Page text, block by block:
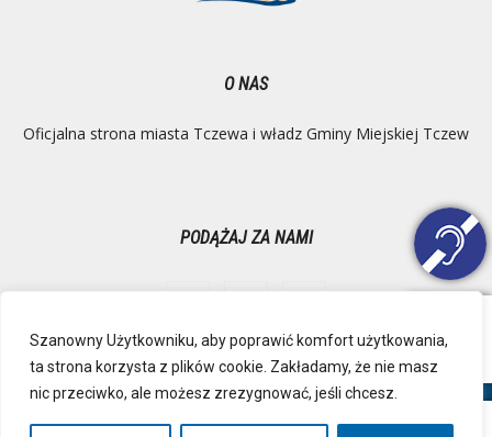
Szanowny Użytkowniku, aby poprawić komfort użytkowania,
ta strona korzysta z plików cookie. Zakładamy, że nie masz
nic przeciwko, ale możesz zrezygnować, jeśli chcesz.
O NAS
Oficjalna strona miasta Tczewa i władz Gminy Miejskiej Tczew
PODĄŻAJ ZA NAMI
Ochrona danych osobowych
Inspektor Danych Osobowych
Polityka Prywatności
Deklaracja dostępności
RSS
Kontakt